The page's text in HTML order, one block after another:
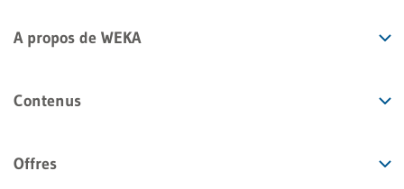
A propos de WEKA
Contenus
Offres